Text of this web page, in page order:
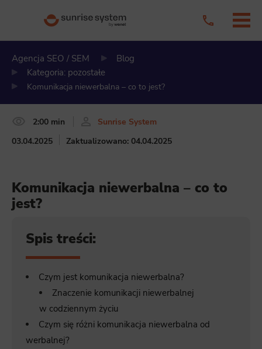
Agencja SEO / SEM
Blog
Kategoria: pozostałe
Komunikacja niewerbalna – co to jest?
2:00 min
Sunrise System
03.04.2025
Zaktualizowano: 04.04.2025
Komunikacja niewerbalna – co to
jest?
Spis treści:
Czym jest komunikacja niewerbalna?
Znaczenie komunikacji niewerbalnej
w codziennym życiu
Czym się różni komunikacja niewerbalna od
werbalnej?